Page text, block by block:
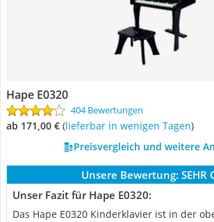
Hape E0320
404 Bewertungen
ab 171,00 € ( Lieferbar in wenigen Tagen)
Preisvergleich und weitere
Unsere Bewertung: SEHR
Unser Fazit für Hape E0320:
Das Hape E0320 Kinderklavier ist in der